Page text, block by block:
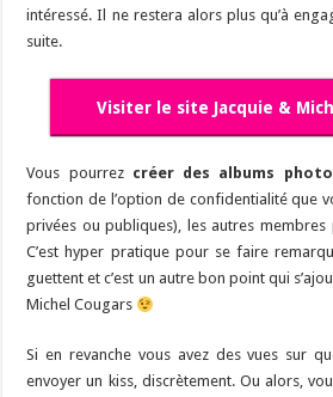
intéressé. Il ne restera alors plus qu’à
suite.
Visiter le site Jacquie &
Vous pourrez créer des albums
fonction de l’option de confidentialité que
privées ou publiques), les autres
C’est hyper pratique pour se faire
guettent et c’est un autre bon point qui
Michel Cougars
Si en revanche vous avez des vues sur
envoyer un kiss, discrètement. Ou alors,